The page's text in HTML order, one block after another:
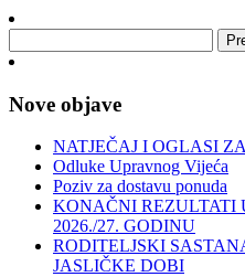
Nove objave
NATJEČAJ I OGLASI
Odluke Upravnog Vijeća
Poziv za dostavu ponuda
KONAČNI REZULTATI
2026./27. GODINU
RODITELJSKI
JASLIČKE DOBI